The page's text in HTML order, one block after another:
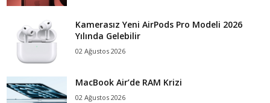
Kamerasız Yeni AirPods Pro Modeli 2026
Yılında Gelebilir
02 Ağustos 2026
MacBook Air’de RAM Krizi
02 Ağustos 2026